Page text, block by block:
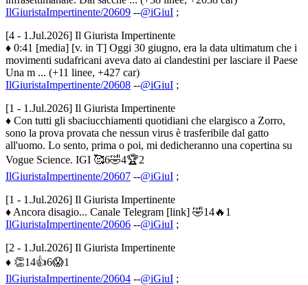
IlGiuristaImpertinente/20609 --@iGiuI ;
[4 - 1.Jul.2026] Il Giurista Impertinente
♦ 0:41 [media] [v. in T] Oggi 30 giugno, era la data ultimatum che i
movimenti sudafricani aveva dato ai clandestini per lasciare il Paese
Una m ... (+11 linee, +427 car)
IlGiuristaImpertinente/20608 --@iGiuI ;
[1 - 1.Jul.2026] Il Giurista Impertinente
♦ Con tutti gli sbaciucchiamenti quotidiani che elargisco a Zorro,
sono la prova provata che nessun virus è trasferibile dal gatto
all'uomo. Lo sento, prima o poi, mi dedicheranno una copertina su
Vogue Science. IGI 🥰6🤣4🏆2
IlGiuristaImpertinente/20607 --@iGiuI ;
[1 - 1.Jul.2026] Il Giurista Impertinente
♦ Ancora disagio... Canale Telegram [link] 🤣14🔥1
IlGiuristaImpertinente/20606 --@iGiuI ;
[2 - 1.Jul.2026] Il Giurista Impertinente
♦ 👏14👍6😱1
IlGiuristaImpertinente/20604 --@iGiuI ;